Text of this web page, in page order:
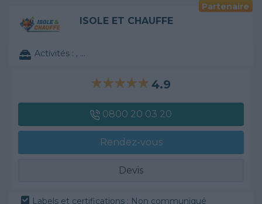
Partenaire
ISOLE ET CHAUFFE
Activités : , ...
4.9
0800 20 03 20
Rendez-vous
Devis
Labels et certifications : Non communiqué